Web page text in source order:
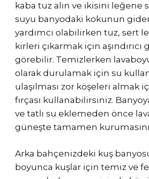
kaba tuz alın ve ikisini leğene
suyu banyodaki kokunun
yardımcı olabilirken tuz, sert
kirleri çıkarmak için aşındırıcı
görebilir. Temizlerken
olarak durulamak için su
ulaşılması zor köşeleri almak
fırçası kullanabilirsiniz.
ve tatlı su eklemeden önce
güneşte tamamen
Arka bahçenizdeki kuş
boyunca kuşlar için temiz ve